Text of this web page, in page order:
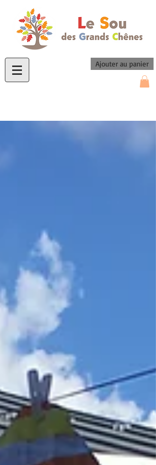
Ajouter au panier